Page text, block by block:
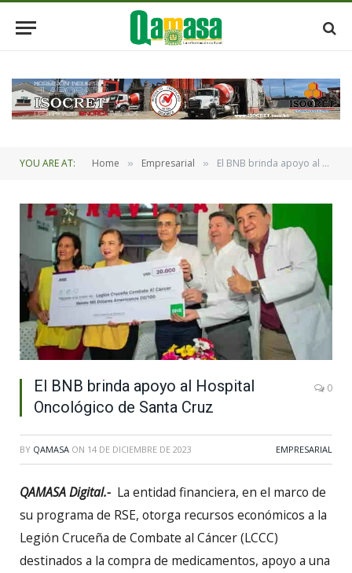
YOU ARE AT: Home » Empresarial » El BNB brinda apoyo al Hospital Oncológico de Santa Cruz
El BNB brinda apoyo al Hospital
Oncológico de Santa Cruz
0
BY QAMASA ON 14 DE DICIEMBRE DE 2023 EMPRESARIAL
QAMASA Digital.- La entidad financiera, en el marco de
su programa de RSE, otorga recursos económicos a la
Legión Cruceña de Combate al Cáncer (LCCC)
destinados a la compra de medicamentos, apoyo a una